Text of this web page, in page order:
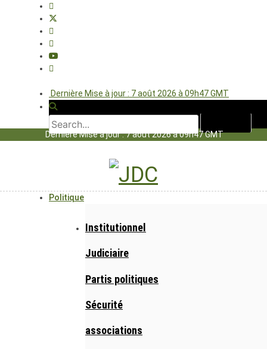
Dernière Mise à jour : 7 août 2026 à 09h47 GMT
Dernière Mise à jour : 7 août 2026 à 09h47 GMT
Politique
Institutionnel
Judiciaire
Partis politiques
Sécurité
associations